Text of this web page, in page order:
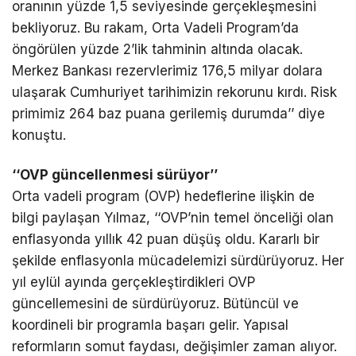
oranının yüzde 1,5 seviyesinde gerçekleşmesini
bekliyoruz. Bu rakam, Orta Vadeli Program’da
öngörülen yüzde 2’lik tahminin altında olacak.
Merkez Bankası rezervlerimiz 176,5 milyar dolara
ulaşarak Cumhuriyet tarihimizin rekorunu kırdı. Risk
primimiz 264 baz puana gerilemiş durumda’’ diye
konuştu.
‘‘OVP güncellenmesi sürüyor’’
Orta vadeli program (OVP) hedeflerine ilişkin de
bilgi paylaşan Yılmaz, ‘‘OVP’nin temel önceliği olan
enflasyonda yıllık 42 puan düşüş oldu. Kararlı bir
şekilde enflasyonla mücadelemizi sürdürüyoruz. Her
yıl eylül ayında gerçekleştirdikleri OVP
güncellemesini de sürdürüyoruz. Bütüncül ve
koordineli bir programla başarı gelir. Yapısal
reformların somut faydası, değişimler zaman alıyor.